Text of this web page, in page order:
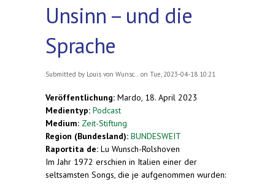
Unsinn – und die
Sprache
Submitted by Louis von Wunsc... on Tue, 2023-04-18 10:21
Veröffentlichung: Mardo, 18. April 2023
Medientyp: Podcast
Medium: Zeit-Stiftung
Region (Bundesland): BUNDESWEIT
Raportita de: Lu Wunsch-Rolshoven
Im Jahr 1972 erschien in Italien einer der
seltsamsten Songs, die je aufgenommen wurden: